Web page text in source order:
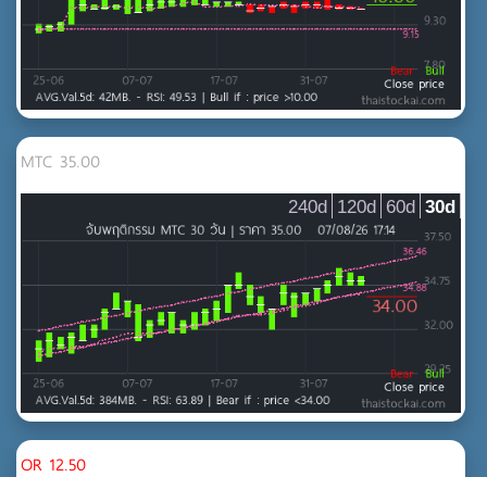
MTC 35.00
30d
60d
120d
240d
OR 12.50